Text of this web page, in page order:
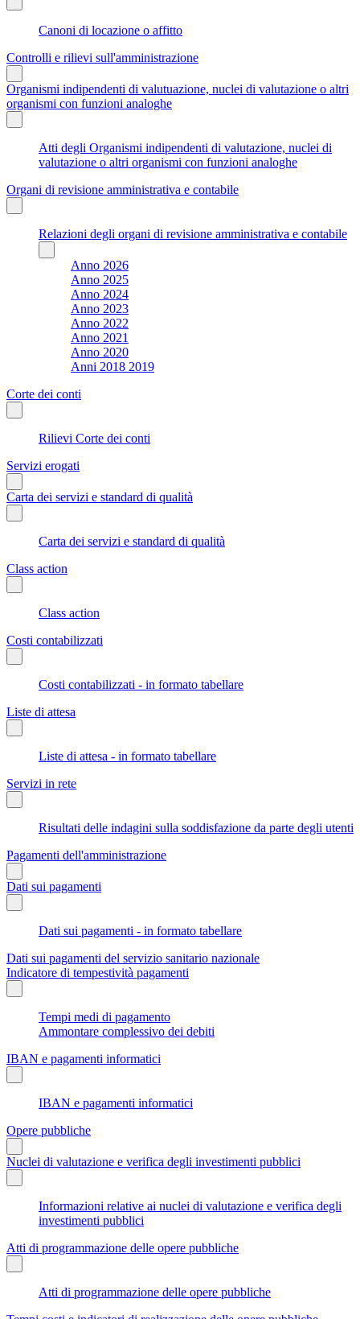
Canoni di locazione o affitto
Controlli e rilievi sull'amministrazione
Organismi indipendenti di valutuazione, nuclei di valutazione o altri
organismi con funzioni analoghe
Atti degli Organismi indipendenti di valutazione, nuclei di
valutazione o altri organismi con funzioni analoghe
Organi di revisione amministrativa e contabile
Relazioni degli organi di revisione amministrativa e contabile
Anno 2026
Anno 2025
Anno 2024
Anno 2023
Anno 2022
Anno 2021
Anno 2020
Anni 2018 2019
Corte dei conti
Rilievi Corte dei conti
Servizi erogati
Carta dei servizi e standard di qualità
Carta dei servizi e standard di qualità
Class action
Class action
Costi contabilizzati
Costi contabilizzati - in formato tabellare
Liste di attesa
Liste di attesa - in formato tabellare
Servizi in rete
Risultati delle indagini sulla soddisfazione da parte degli utenti
Pagamenti dell'amministrazione
Dati sui pagamenti
Dati sui pagamenti - in formato tabellare
Dati sui pagamenti del servizio sanitario nazionale
Indicatore di tempestività pagamenti
Tempi medi di pagamento
Ammontare complessivo dei debiti
IBAN e pagamenti informatici
IBAN e pagamenti informatici
Opere pubbliche
Nuclei di valutazione e verifica degli investimenti pubblici
Informazioni relative ai nuclei di valutazione e verifica degli
investimenti pubblici
Atti di programmazione delle opere pubbliche
Atti di programmazione delle opere pubbliche